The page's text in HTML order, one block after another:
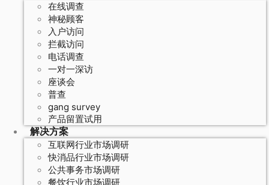
在线调查
神秘顾客
入户访问
拦截访问
电话调查
一对一深访
座谈会
普查
gang survey
产品留置试用
解决方案
互联网行业市场调研
快消品行业市场调研
公共事务市场调研
餐饮行业市场调研